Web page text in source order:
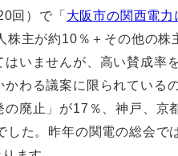
回）で「 大阪市の関西電
主が約10％＋その他の株
いませんが、高い賛成率
わる議案に限られている
廃止」が17％、神戸、京
た。昨年の関電の総会で